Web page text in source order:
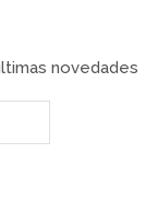
novedades